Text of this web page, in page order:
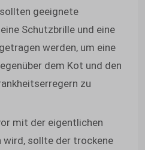
geeignete
Schutzbrille und eine
werden, um eine
dem Kot und den
zu
mit der eigentlichen
wird, sollte der trockene